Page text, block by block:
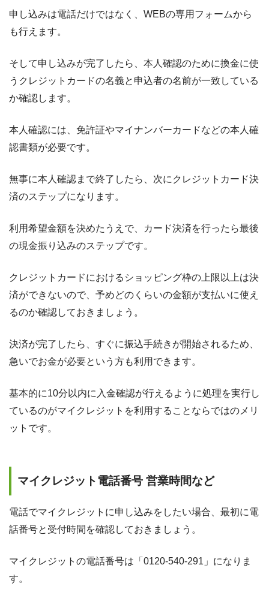
申し込みは電話だけではなく、WEBの専用フォームから
も行えます。
そして申し込みが完了したら、本人確認のために換金に使
うクレジットカードの名義と申込者の名前が一致している
か確認します。
本人確認には、免許証やマイナンバーカードなどの本人確
認書類が必要です。
無事に本人確認まで終了したら、次にクレジットカード決
済のステップになります。
利用希望金額を決めたうえで、カード決済を行ったら最後
の現金振り込みのステップです。
クレジットカードにおけるショッピング枠の上限以上は決
済ができないので、予めどのくらいの金額が支払いに使え
るのか確認しておきましょう。
決済が完了したら、すぐに振込手続きが開始されるため、
急いでお金が必要という方も利用できます。
基本的に10分以内に入金確認が行えるように処理を実行し
ているのがマイクレジットを利用することならではのメリ
ットです。
マイクレジット電話番号 営業時間など
電話でマイクレジットに申し込みをしたい場合、最初に電
話番号と受付時間を確認しておきましょう。
マイクレジットの電話番号は「0120-540-291」になりま
す。